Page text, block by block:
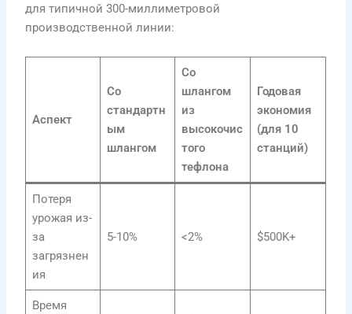
для типичной 300-миллиметровой
производственной линии:
Аспект
Со
стандартн
ым
шлангом
Со
шлангом
из
высокочис
того
тефлона
Годовая
экономия
(для 10
станций)
Потеря
урожая из-
за
загрязнен
ия
5-10% <2% $500K+
Время